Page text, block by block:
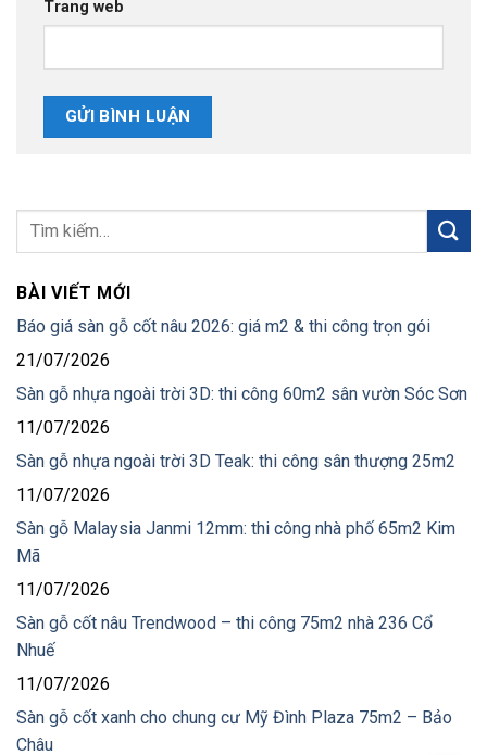
Trang web
BÀI VIẾT MỚI
Báo giá sàn gỗ cốt nâu 2026: giá m2 & thi công trọn gói
21/07/2026
Sàn gỗ nhựa ngoài trời 3D: thi công 60m2 sân vườn Sóc Sơn
11/07/2026
Sàn gỗ nhựa ngoài trời 3D Teak: thi công sân thượng 25m2
11/07/2026
Sàn gỗ Malaysia Janmi 12mm: thi công nhà phố 65m2 Kim
Mã
11/07/2026
Sàn gỗ cốt nâu Trendwood – thi công 75m2 nhà 236 Cổ
Nhuế
11/07/2026
Sàn gỗ cốt xanh cho chung cư Mỹ Đình Plaza 75m2 – Bảo
Châu